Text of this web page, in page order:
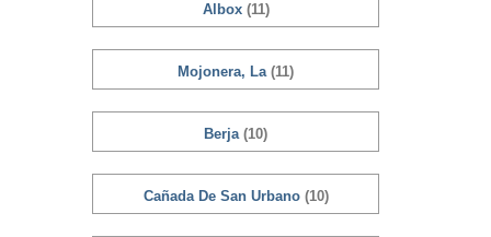
Albox (11)
Mojonera, La (11)
Berja (10)
Cañada De San Urbano (10)